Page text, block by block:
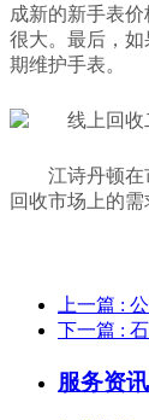
成新的新手表
很大。最后，
期维护手表。
江诗丹顿
回收市场上的
上一篇 :
下一篇 :
服务资讯